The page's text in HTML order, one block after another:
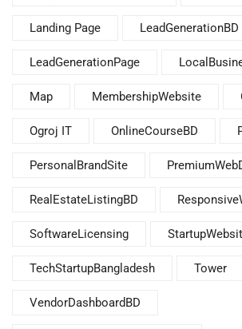
Landing Page LeadGenerationBD
LeadGenerationPage
Map MembershipWebsite
Ogroj IT OnlineCourseBD
PersonalBrandSite
RealEstateListingBD
SoftwareLicensing
TechStartupBangladesh Tower
VendorDashboardBD